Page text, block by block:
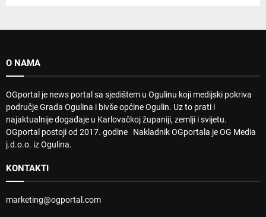
O NAMA
OGportal je news portal sa sjedištem u Ogulinu koji medijski pokriva
područje Grada Ogulina i bivše općine Ogulin. Uz to prati i
najaktualnije događaje u Karlovačkoj županiji, zemlji i svijetu.
OGportal postoji od 2017. godine Nakladnik OGportala je OG Media
j.d.o.o. iz Ogulina.
KONTAKTI
marketing@ogportal.com